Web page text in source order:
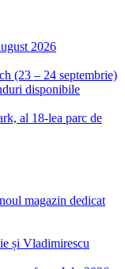
2026
(23 – 24 septembrie)
disponibile
al 18-lea parc de
magazin dedicat
și Vladimirescu